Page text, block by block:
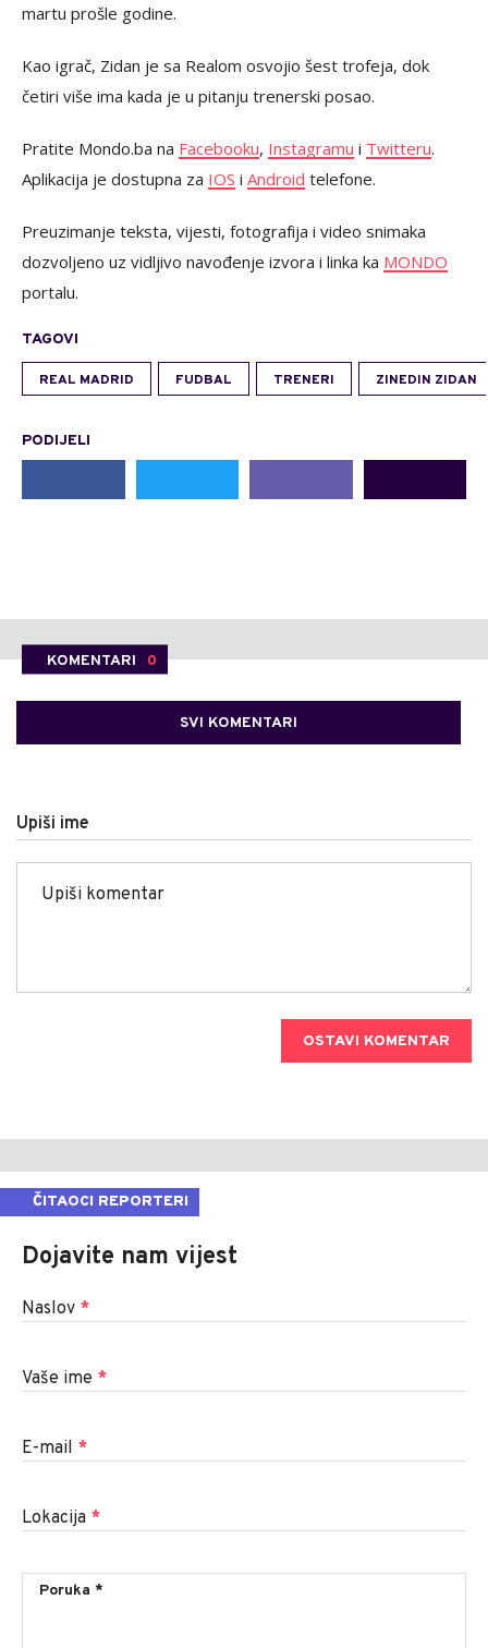
martu prošle godine.
Kao igrač, Zidan je sa Realom osvojio šest trofeja, dok
četiri više ima kada je u pitanju trenerski posao.
Pratite Mondo.ba na Facebooku, Instagramu i Twitteru.
Aplikacija je dostupna za IOS i Android telefone.
Preuzimanje teksta, vijesti, fotografija i video snimaka
dozvoljeno uz vidljivo navođenje izvora i linka ka MONDO
portalu.
TAGOVI
REAL MADRID FUDBAL TRENERI ZINEDIN ZIDAN
PODIJELI
KOMENTARI 0
SVI KOMENTARI
Upiši ime
OSTAVI KOMENTAR
ČITAOCI REPORTERI
Dojavite nam vijest
Naslov *
Vaše ime *
E-mail *
Lokacija *